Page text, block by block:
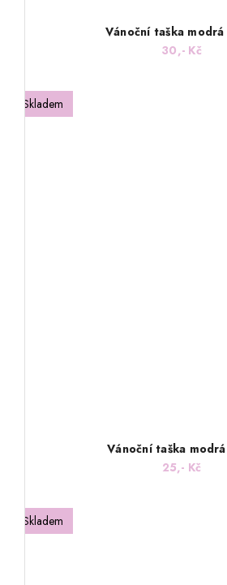
Vánoční taška
30,- Kč
Skladem
Vánoční taška
25,- Kč
Skladem